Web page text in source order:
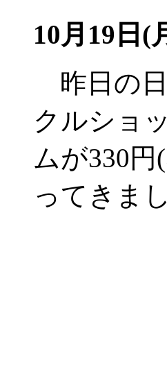
10月19日(
昨日の
クルショ
ムが330
ってきま